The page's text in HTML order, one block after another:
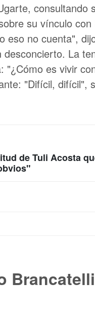
consultando
su vínculo
eso no cuenta",
La
"¿Cómo es vivir
"Difícil, difícil",
de Tuli Acosta